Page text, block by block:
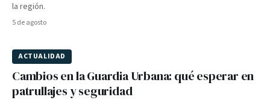
la región.
5 de agosto
ACTUALIDAD
Cambios en la Guardia Urbana: qué esperar en
patrullajes y seguridad